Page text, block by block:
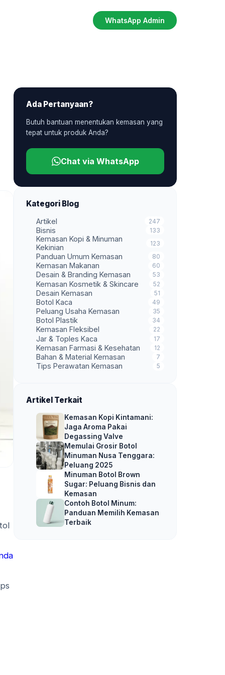
WhatsApp Admin
Ada Pertanyaan?
Butuh bantuan menentukan kemasan yang
tepat untuk produk Anda?
Chat via WhatsApp
Kategori Blog
Artikel 247
Bisnis 133
Kemasan Kopi & Minuman
Kekinian
123
Panduan Umum Kemasan 80
Kemasan Makanan 60
Desain & Branding Kemasan 53
Kemasan Kosmetik & Skincare 52
Desain Kemasan 51
Botol Kaca 49
Peluang Usaha Kemasan 35
Botol Plastik 34
Kemasan Fleksibel 22
Jar & Toples Kaca 17
Kemasan Farmasi & Kesehatan 12
Bahan & Material Kemasan 7
Tips Perawatan Kemasan 5
Artikel Terkait
Kemasan Kopi Kintamani:
Jaga Aroma Pakai
Degassing Valve
Memulai Grosir Botol
Minuman Nusa Tenggara:
Peluang 2025
Minuman Botol Brown
Sugar: Peluang Bisnis dan
Kemasan
Contoh Botol Minum:
Panduan Memilih Kemasan
Terbaik